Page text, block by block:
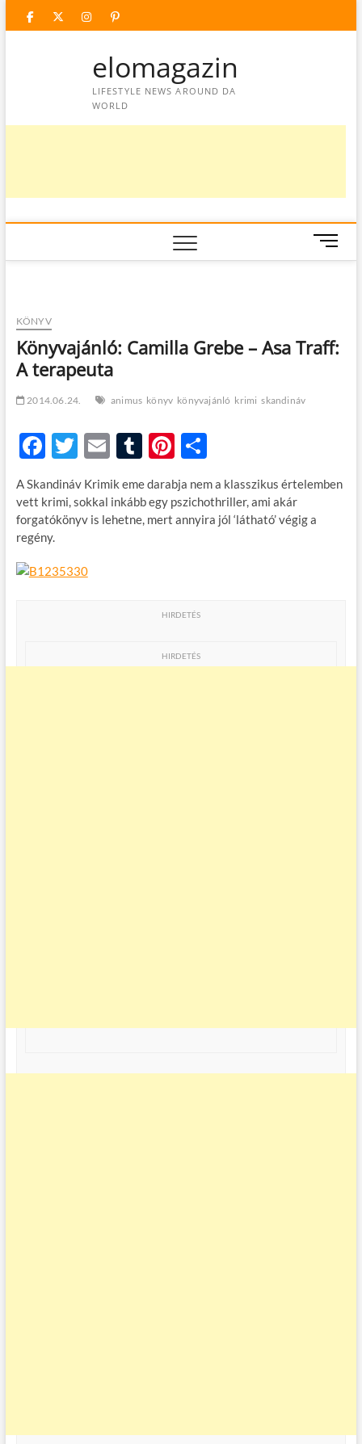
facebooktwitter
instagram
googleplus
pinterest
elomagazin
LIFESTYLE NEWS AROUND DA
WORLD
M
e
t
KÖNYV
Könyvajánló: Camilla Grebe – Asa Traff:
A terapeuta
2014.06.24. animus könyv könyvajánló krimi skandináv
F
ac
e
b
o
o
T
w
itt
er
E
m
ail
T
u
m
bl
Pi
nt
er
es
O
ss
za
m
A Skandináv Krimik eme darabja nem a klasszikus értelemben
vett krimi, sokkal inkább egy pszichothriller, ami akár
forgatókönyv is lehetne, mert annyira jól ‘látható’ végig a
regény.
HIRDETÉS
HIRDETÉS